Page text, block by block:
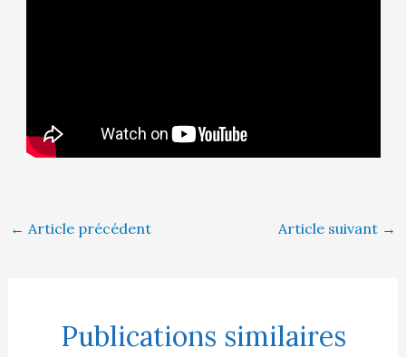
← Article précédent Article suivant →
Publications similaires